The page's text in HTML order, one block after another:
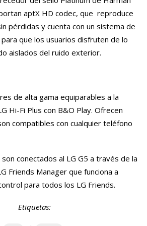
aptX HD codec, que reproduce
pérdidas y cuenta con un sistema de
para que los usuarios disfruten de lo
aislados del ruido exterior.
de alta gama equiparables a la
Hi-Fi Plus con B&O Play. Ofrecen
compatibles con cualquier teléfono
conectados al LG G5 a través de la
Friends Manager que funciona a
para todos los LG Friends.
Etiquetas: